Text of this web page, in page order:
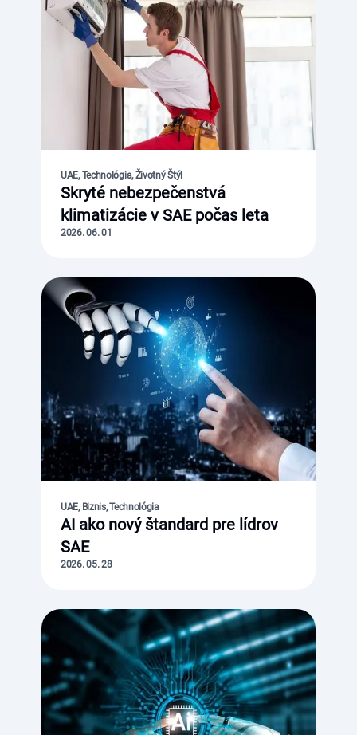
UAE, Technológia, Životný Štýl
Skryté nebezpečenstvá
klimatizácie v SAE počas leta
2026. 06. 01
UAE, Biznis, Technológia
AI ako nový štandard pre lídrov
SAE
2026. 05. 28